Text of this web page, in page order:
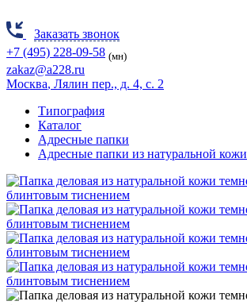
Заказать звонок
+7 (495) 228-09-58 (мн)
zakaz@a228.ru
Москва, Лялин пер., д. 4, с. 2
Типография
Каталог
Адресные папки
Адресные папки из натуральной кожи